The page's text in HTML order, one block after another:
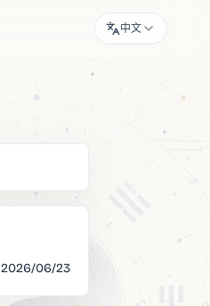
中文
2026/06/23